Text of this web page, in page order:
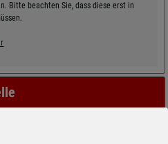
Bitte beachten Sie, dass diese erst in